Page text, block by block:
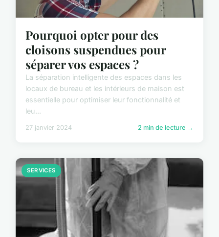
Pourquoi opter pour des
cloisons suspendues pour
séparer vos espaces ?
La séparation intelligente des espaces dans les
locaux de bureau et les intérieurs de maison est
essentielle pour optimiser leur fonctionnalité et
leu...
27 janvier 2024 2 min de lecture →
SERVICES